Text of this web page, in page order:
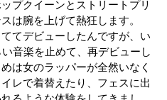
プクイーンとストリートプリ
は腕を上げて熱狂します。
てデビューしたんですが、い
音楽を止めて、再デビューし
は女のラッパーが全然いなく
レで着替えたり、フェスに出